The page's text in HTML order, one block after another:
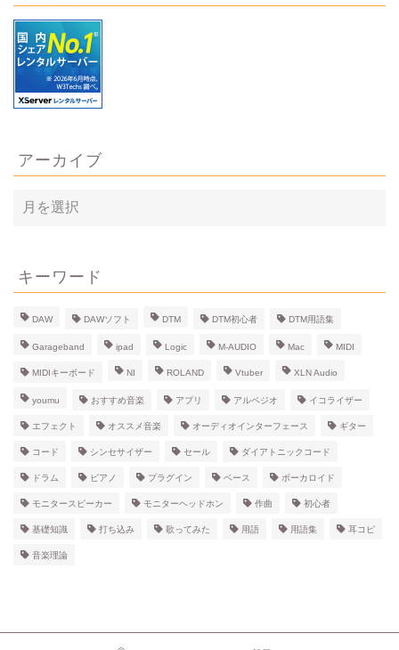
アーカイブ
ア
ー
ブ
キーワード
DAW DAWソフト DTM DTM初心者 DTM用語集
Garageband ipad Logic M-AUDIO Mac MIDI
MIDIキーボード NI ROLAND Vtuber XLN Audio
youmu おすすめ音楽 アプリ アルペジオ イコライザー
エフェクト オススメ音楽 オーディオインターフェース ギター
コード シンセサイザー セール ダイアトニックコード
ドラム ピアノ プラグイン ベース ボーカロイド
モニタースピーカー モニターヘッドホン 作曲 初心者
基礎知識 打ち込み 歌ってみた 用語 用語集 耳コピ
音楽理論